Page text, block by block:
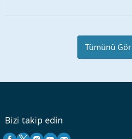
Tümünü Gör
Bizi takip edin